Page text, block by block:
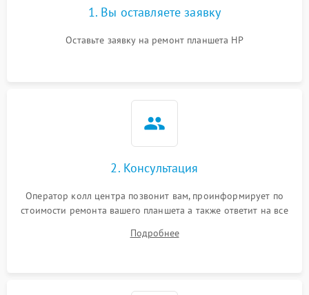
1. Вы оставляете заявку
Оставьте заявку на ремонт планшета HP
2. Консультация
Оператор колл центра позвонит вам, проинформирует по
стоимости ремонта вашего планшета а также ответит на все
Подробнее